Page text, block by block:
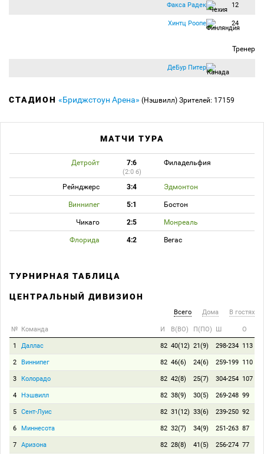
Факса Радек 12
Хинтц Роопе 24
Тренер
ДеБур Питер
СТАДИОН «Бриджстоун Арена» (Нэшвилл) Зрителей: 17159
МАТЧИ ТУРА
Детройт 7:6 Филадельфия
(2:0 б)
Рейнджерс 3:4 Эдмонтон
Виннипег 5:1 Бостон
Чикаго 2:5 Монреаль
Флорида 4:2 Вегас
ТУРНИРНАЯ ТАБЛИЦА
ЦЕНТРАЛЬНЫЙ ДИВИЗИОН
Всего Дома В гостях
№ Команда И В(ВО) П(ПО) Ш О
1 Даллас 82 40(12) 21(9) 298-234 113
2 Виннипег 82 46(6) 24(6) 259-199 110
3 Колорадо 82 42(8) 25(7) 304-254 107
4 Нэшвилл 82 38(9) 30(5) 269-248 99
5 Сент-Луис 82 31(12) 33(6) 239-250 92
6 Миннесота 82 32(7) 34(9) 251-263 87
7 Аризона 82 28(8) 41(5) 256-274 77